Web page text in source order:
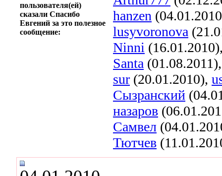
пользователя(ей)
сказали Спасибо
Евгений за это полезное
сообщение:
hanzen
lusyvoronova
Ninni
Santa
sur (20.01.2010),
Сызранский
назаров
Самвел
Тютчев